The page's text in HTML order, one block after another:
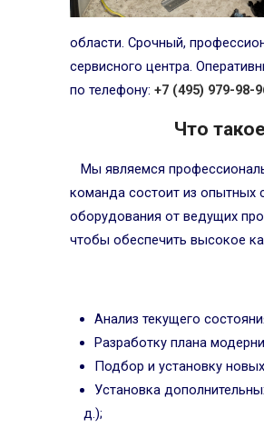
области. Срочный,
сервисного центра.
по телефону: +7 (495) 979-98-
Что
Мы являемся
команда состоит из
оборудования от ведущих
чтобы обеспечить высокое
Анализ текущего
Разработку плана
Подбор и установку
Установка
д.);